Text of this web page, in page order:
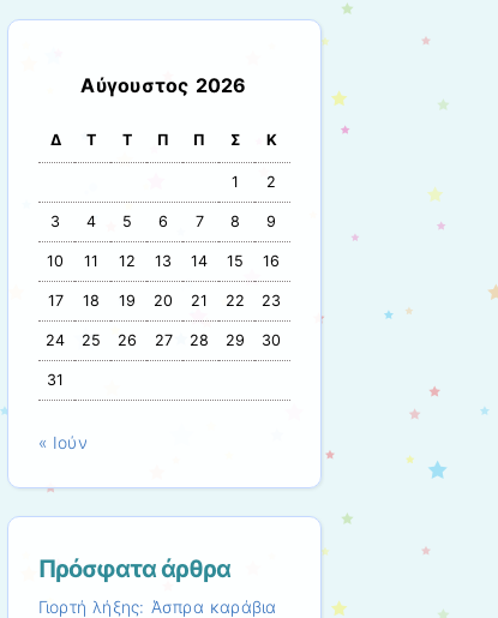
Αύγουστος 2026
Δ Τ Τ Π Π Σ Κ
1 2
3 4 5 6 7 8 9
10 11 12 13 14 15 16
17 18 19 20 21 22 23
24 25 26 27 28 29 30
31
« Ιούν
Πρόσφατα άρθρα
Γιορτή λήξης: Άσπρα καράβια